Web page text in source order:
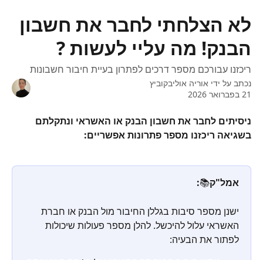
לא הצלחתי לחבר את חשבון
הבנק! מה עליי לעשות ?
ריכזנו עבורכם מספר דרכים לפתרון בעיית חיבור חשבונות
נכתב על ידי אוריה אוליבקוביץ
21 בפברואר 2026
ניסיתים לחבר את חשבון הבנק או האשראי ונתקלתם
בשגיאה ריכזנו מספר פתרונות אפשריים:
אמל"ק📚
:
ישנן מספר סיבות בגללן החיבור מול הבנק או חברת
האשראי עלול להיכשל. להלן מספר פעולות שיכולות
לפתור את הבעיה: